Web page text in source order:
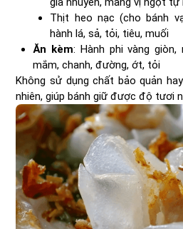
Thịt heo nạc (cho bánh
hành lá, sả, tỏi, tiêu, muối
Ăn kèm: Hành phi vàng
mắm, chanh, đường, ớt, tỏi
Không sử dụng chất bảo quản
nhiên, giúp bánh giữ được độ tươi